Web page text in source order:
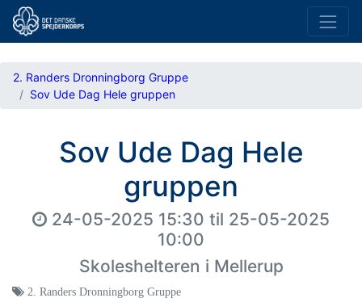
2. Randers Dronningborg Gruppe
Sov Ude Dag Hele gruppen
Sov Ude Dag Hele
gruppen
24-05-2025 15:30 til 25-05-2025
10:00
Skoleshelteren i Mellerup
2. Randers Dronningborg Gruppe